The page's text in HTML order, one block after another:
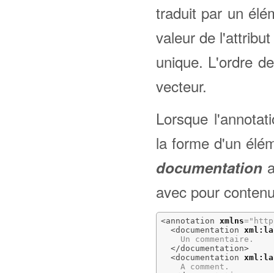
traduit par un
valeur de
unique. L'ordre
vecteur.
Lorsque
la forme d'un
documentation
avec pour
<annotation xmlns=
<documentation
    Un commentaire.
</documentation>
<documentation
    A comment.